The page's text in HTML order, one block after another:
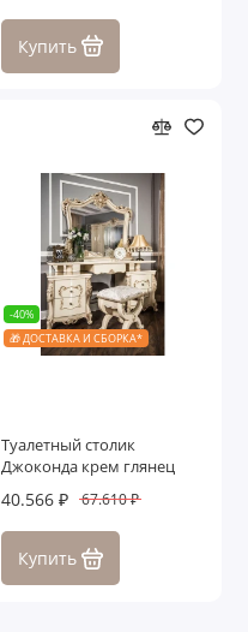
Купить
-40%
🎁 ДОСТАВКА И СБОРКА*
Туалетный столик
Джоконда крем глянец
40.566 ₽ 67.610 ₽
Купить